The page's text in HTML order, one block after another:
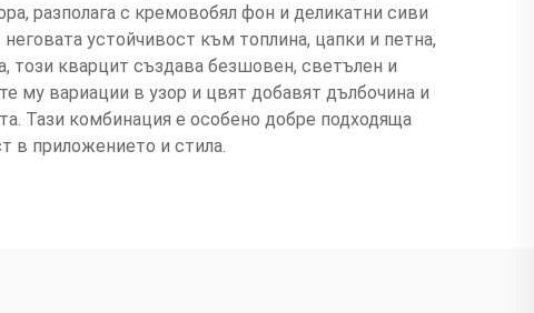
разполага с кремовобял фон и деликатни сиви
устойчивост към топлина, цапки и петна,
този кварцит създава безшовен, светълен и
му вариации в узор и цвят добавят дълбочина и
Тази комбинация е особено добре подходяща
в приложението и стила.